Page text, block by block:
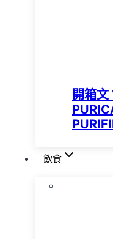
開箱
飲食